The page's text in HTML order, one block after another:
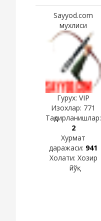
Sayyod.com
мухлиси
Гурух: VIP
Изохлар: 771
Тақдирланишлар:
2
Хурмат
даражаси: 941
Холати: Хозир
йўқ